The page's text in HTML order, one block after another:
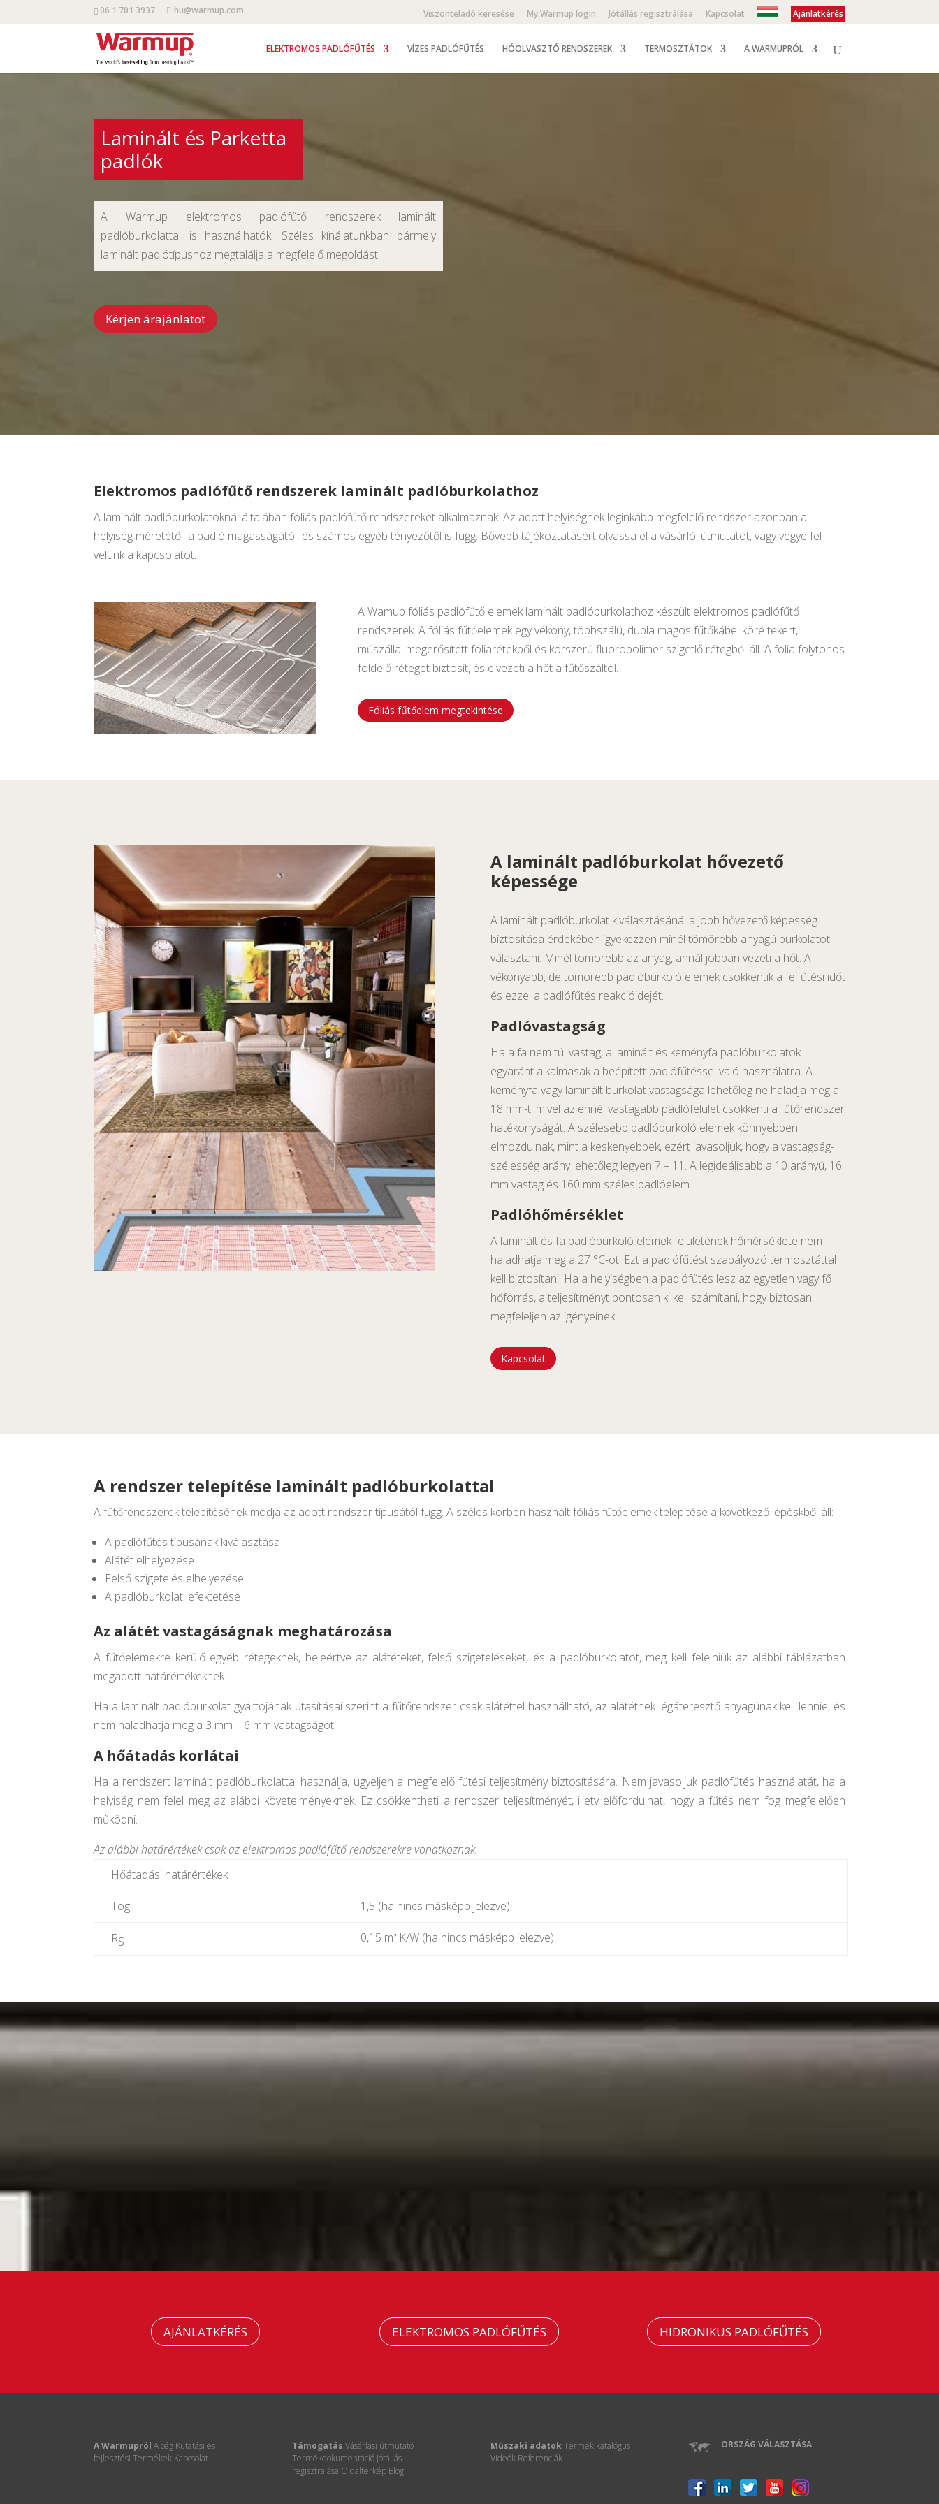
06 1 701 3937 hu@warmup.com Viszonteladó keresése My.Warmup login Jótállás regisztrálása Kapcsolat Ajánlatkérés
ELEKTROMOS PADLÓFŰTÉS VÍZES PADLÓFŰTÉS HÓOLVASZTÓ RENDSZEREK TERMOSZTÁTOK A WARMUPRÓL
Laminált és Parketta
padlók
A Warmup elektromos padlófűtő rendszerek laminált
padlóburkolattal is használhatók. Széles kínálatunkban bármely
laminált padlótípushoz megtalálja a megfelelő megoldást.
Kérjen árajánlatot
Elektromos padlófűtő rendszerek laminált padlóburkolathoz
A laminált padlóburkolatoknál általában fóliás padlófűtő rendszereket alkalmaznak. Az adott helyiségnek leginkább megfelelő rendszer azonban a
helyiség méretétől, a padló magasságától, és számos egyéb tényezőtől is függ. Bővebb tájékoztatásért olvassa el a vásárlói útmutatót, vagy vegye fel
velünk a kapcsolatot.
A Wamup fóliás padlófűtő elemek laminált padlóburkolathoz készült elektromos padlófűtő
rendszerek. A fóliás fűtőelemek egy vékony, többszálú, dupla magos fűtőkábel köré tekert,
műszállal megerősített fóliarétekből és korszerű fluoropolimer szigetlő rétegből áll. A fólia folytonos
földelő réteget biztosít, és elvezeti a hőt a fűtőszáltól.
Fóliás fűtőelem megtekintése
A laminált padlóburkolat hővezető
képessége
A laminált padlóburkolat kiválasztásánál a jobb hővezető képesség
biztosítása érdekében igyekezzen minél tömörebb anyagú burkolatot
választani. Minél tömörebb az anyag, annál jobban vezeti a hőt. A
vékonyabb, de tömörebb padlóburkoló elemek csökkentik a felfűtési időt
és ezzel a padlófűtés reakcióidejét.
Padlóvastagság
Ha a fa nem túl vastag, a laminált és keményfa padlóburkolatok
egyaránt alkalmasak a beépített padlófűtéssel való használatra. A
keményfa vagy laminált burkolat vastagsága lehetőleg ne haladja meg a
18 mm-t, mivel az ennél vastagabb padlófelület csökkenti a fűtőrendszer
hatékonyságát. A szélesebb padlóburkoló elemek könnyebben
elmozdulnak, mint a keskenyebbek, ezért javasoljuk, hogy a vastagság-
szélesség arány lehetőleg legyen 7 – 11. A legideálisabb a 10 arányú, 16
mm vastag és 160 mm széles padlóelem.
Padlóhőmérséklet
A laminált és fa padlóburkoló elemek felületének hőmérséklete nem
haladhatja meg a 27 °C-ot. Ezt a padlófűtést szabályozó termosztáttal
kell biztosítani. Ha a helyiségben a padlófűtés lesz az egyetlen vagy fő
hőforrás, a teljesítményt pontosan ki kell számítani, hogy biztosan
megfeleljen az igényeinek.
Kapcsolat
A rendszer telepítése laminált padlóburkolattal
A fűtőrendszerek telepítésének módja az adott rendszer típusától függ. A széles körben használt fóliás fűtőelemek telepítése a következő lépéskből áll:
A padlófűtés típusának kiválasztása
Alátét elhelyezése
Felső szigetelés elhelyezése
A padlóburkolat lefektetése
Az alátét vastagáságnak meghatározása
A fűtőelemekre kerülő egyéb rétegeknek, beleértve az alátéteket, felső szigeteléseket, és a padlóburkolatot, meg kell felelniük az alábbi táblázatban
megadott határértékeknek.
Ha a laminált padlóburkolat gyártójának utasításai szerint a fűtőrendszer csak alátéttel használható, az alátétnek légáteresztő anyagúnak kell lennie, és
nem haladhatja meg a 3 mm – 6 mm vastagságot.
A hőátadás korlátai
Ha a rendszert laminált padlóburkolattal használja, ügyeljen a megfelelő fűtési teljesítmény biztosítására. Nem javasoljuk padlófűtés használatát, ha a
helyiség nem felel meg az alábbi követelményeknek. Ez csökkentheti a rendszer teljesítményét, illetv előfordulhat, hogy a fűtés nem fog megfelelően
működni.
Az alábbi határértékek csak az elektromos padlófűtő rendszerekre vonatkoznak.
Hőátadási határértékek
Tog 1,5 (ha nincs másképp jelezve)
RSI 0,15 m² K/W (ha nincs másképp jelezve)
AJÁNLATKÉRÉS ELEKTROMOS PADLÓFŰTÉS HIDRONIKUS PADLÓFŰTÉS
A Warmupról A cég Kutatási és
fejlesztési Termékek Kapcsolat
Támogatás Vásárlási útmutató
Termékdokumentáció Jótállás
regisztrálása Oldaltérkép Blog
Műszaki adatok Termék katalógus
Videók Referenciák
ORSZÁG VÁLASZTÁSA